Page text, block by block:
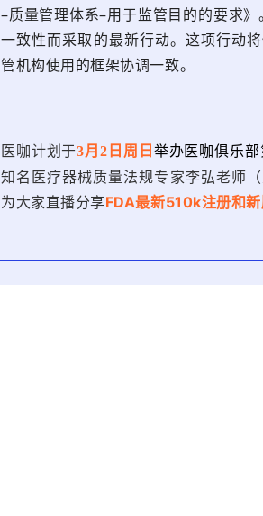
–质量管理体系–用于监管目的的要求
一致性而采取的最新行动。这项行动
管机构使用的框架协调一致。
医咖计划于3月2 日周日 举办医咖俱乐部
知名医疗器械质量法规专家李弘老师
为大家直播分享FDA最新510k注册和